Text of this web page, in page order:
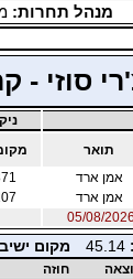
מנהל תחרות:
סוזי -
תואר
אמן ארד
אמן ארד
45.14 מקום
חוזה